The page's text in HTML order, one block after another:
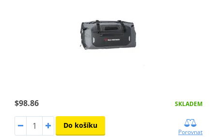
$98.86 SKLADEM
Do košíku
Porovnat